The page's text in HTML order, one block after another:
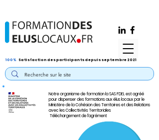
Notre organisme de formation la SAS FDEL est agréé
pour dispenser des formations aux élus locaux par le
Ministère de la Cohésion des Territoires et des Relations
avec les Collectivités Territoriales
Téléchargement de l'agrément
100% Satisfaction des participants depuis septembre 2021